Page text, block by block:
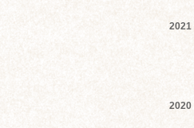
2021
2020